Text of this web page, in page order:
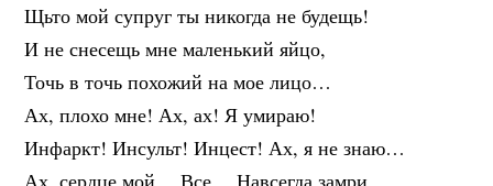
Щьто мой супруг ты никогда не будещь!
И не снесещь мне маленький яйцо,
Точь в точь похожий на мое лицо…
Ах, плохо мне! Ах, ах! Я умираю!
Инфаркт! Инсульт! Инцест! Ах, я не знаю…
Ах, сердце мой… Все… Навсегда замри…